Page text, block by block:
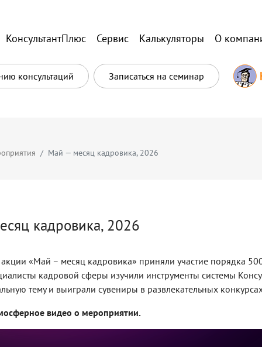
КонсультантПлюс Сервис Калькуляторы О
консультаций Записаться на семинар
Май — месяц кадровика, 2026
кадровика, 2026
«Май – месяц кадровика» приняли участие порядка
кадровой сферы изучили инструменты системы
тему и выиграли сувениры в развлекательных
видео о мероприятии.